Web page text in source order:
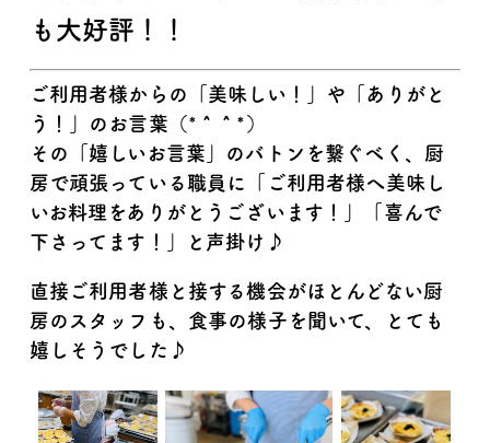
も大好評！！
ご利用者様からの「美味しい！」や「ありがと
う！」のお言葉（*＾＾*）
その「嬉しいお言葉」のバトンを繋ぐべく、厨
房で頑張っている職員に「ご利用者様へ美味し
いお料理をありがとうございます！」「喜んで
下さってます！」と声掛け♪
直接ご利用者様と接する機会がほとんどない厨
房のスタッフも、食事の様子を聞いて、とても
嬉しそうでした♪